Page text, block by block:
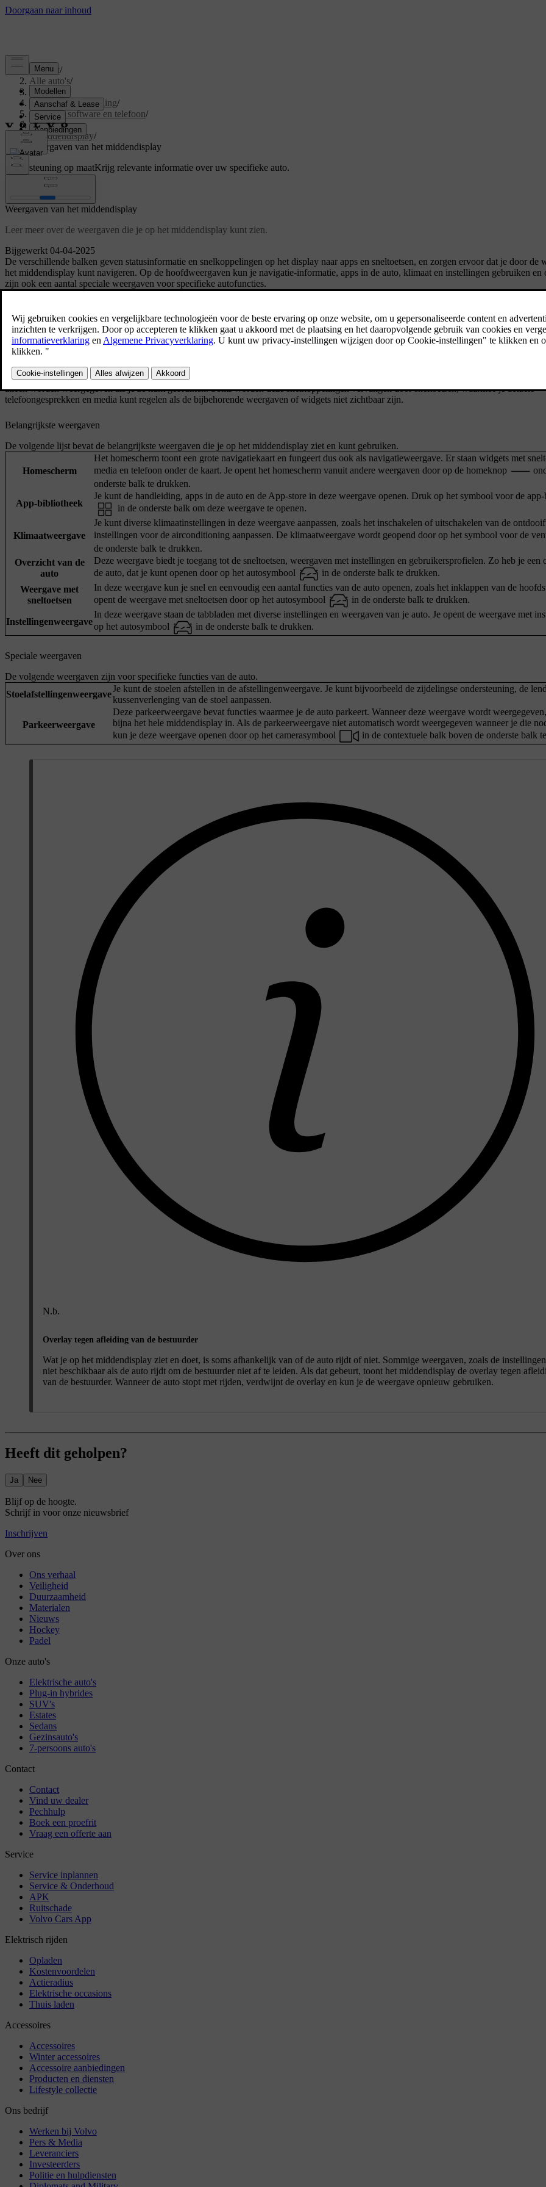
Support/
Alle auto's/
S60 2024
Gebruikershandleiding/
Displays, software en telefoon/
Displays/
Middendisplay/
Weergaven van het middendisplay
Ondersteuning op maatKrijg relevante informatie over uw specifieke auto.
Bijgewerkt 04-04-2025
Weergaven van het middendisplay
Leer meer over de weergaven die je op het middendisplay kunt zien.
De verschillende balken geven statusinformatie en snelkoppelingen op het display naar apps en sneltoetsen, en zorgen ervoor dat je door de
het middendisplay kunt navigeren. Op de hoofdweergaven kun je navigatie-informatie, apps in de auto, klimaat en instellingen gebruiken en
zijn ook een aantal speciale weergaven voor specifieke autofuncties.
Op de statusbalk bovenaan het middendisplay staan symbolen voor de status en apps van je auto, samen met de tijd en de
op het middendisplay gaat grotendeels via de onderste balk. Klik op de symbolen om naar andere weergaven en functies te gaan. De
balk zijn altijd zichtbaar, ongeacht de weergave die actief is op het display.
In sommige weergaven kun je de contextuele balk boven de onderste balk zien. Deze balk bevat snelkoppelingen naar pas gebruikte
alleen worden weergegeven als je ze kunt gebruiken. Soms worden deze snelkoppelingen vervangen door sneltoetsen, waarmee je actuele
telefoongesprekken en media kunt regelen als de bijbehorende weergaven of widgets niet zichtbaar zijn.
Belangrijkste weergaven
De volgende lijst bevat de belangrijkste weergaven die je op het middendisplay ziet en kunt gebruiken.
Homescherm
Het homescherm toont een grote navigatiekaart en fungeert dus ook als navigatieweergave. Er staan widgets met
media en telefoon onder de kaart. Je opent het homescherm vanuit andere weergaven door op de homeknop
onderste balk te drukken.
App-bibliotheek
Je kunt de handleiding, apps in de auto en de App-store in deze weergave openen. Druk op het symbool voor de
in de onderste balk om deze weergave te openen.
Klimaatweergave
Je kunt diverse klimaatinstellingen in deze weergave aanpassen, zoals het inschakelen of uitschakelen van de
instellingen voor de airconditioning aanpassen. De klimaatweergave wordt geopend door op het symbool voor de
de onderste balk te drukken.
Overzicht van de
auto
Deze weergave biedt je toegang tot de sneltoetsen, weergaven met instellingen en gebruikersprofielen. Zo heb je een
de auto, dat je kunt openen door op het autosymbool
in de onderste balk te drukken.
Weergave met
sneltoetsen
In deze weergave kun je snel en eenvoudig een aantal functies van de auto openen, zoals het inklappen van de
opent de weergave met sneltoetsen door op het autosymbool
in de onderste balk te drukken.
Instellingenweergave
In deze weergave staan de tabbladen met diverse instellingen en weergaven van je auto. Je opent de weergave met
op het autosymbool
in de onderste balk te drukken.
Speciale weergaven
De volgende weergaven zijn voor specifieke functies van de auto.
Stoelafstellingenweergave
Je kunt de stoelen afstellen in de afstellingenweergave. Je kunt bijvoorbeeld de zijdelingse ondersteuning, de
kussenverlenging van de stoel aanpassen.
Parkeerweergave
Deze parkeerweergave bevat functies waarmee je de auto parkeert. Wanneer deze weergave wordt
bijna het hele middendisplay in. Als de parkeerweergave niet automatisch wordt weergegeven wanneer je die
kun je deze weergave openen door op het camerasymbool
in de contextuele balk boven de onderste balk
N.b.
Overlay tegen afleiding van de bestuurder
Wat je op het middendisplay ziet en doet, is soms afhankelijk van of de auto rijdt of niet. Sommige weergaven, zoals de
niet beschikbaar als de auto rijdt om de bestuurder niet af te leiden. Als dat gebeurt, toont het middendisplay de overlay tegen
van de bestuurder. Wanneer de auto stopt met rijden, verdwijnt de overlay en kun je de weergave opnieuw gebruiken.
Heeft dit geholpen?
Ja Nee